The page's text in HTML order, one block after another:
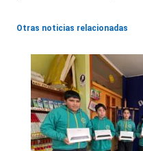
Otras noticias relacionadas